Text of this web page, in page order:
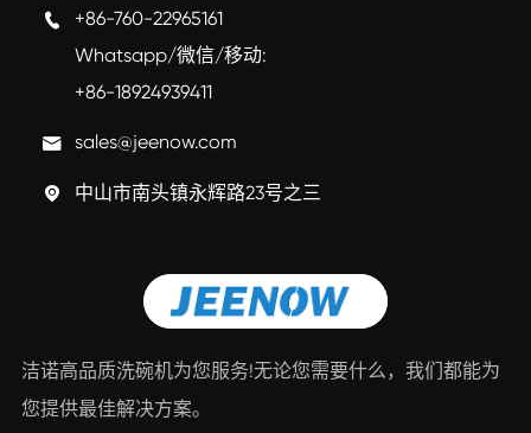

+86-760-22965161
Whatsapp/微信/移动:
+86-18924939411
 sales@jeenow.com
 中山市南头镇永辉路23号之三
洁诺高品质洗碗机为您服务!无论您需要什么，我们都能为
您提供最佳解决方案。